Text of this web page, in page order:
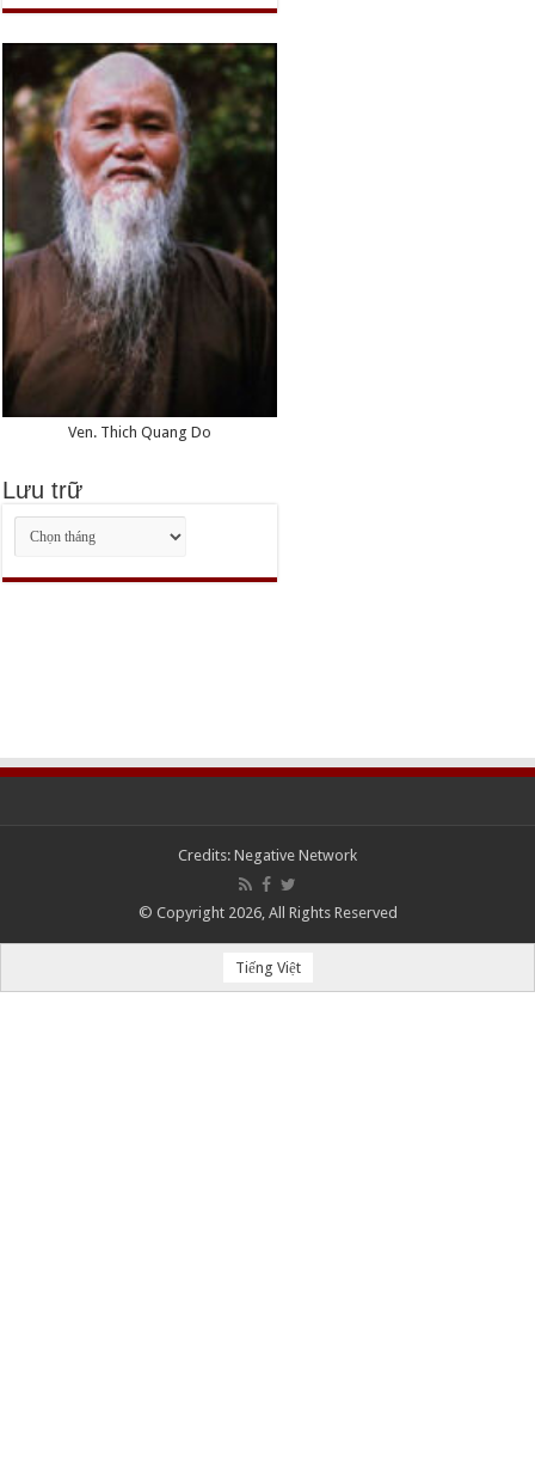
Ven. Thich Quang Do
Lưu trữ
Lưu
trữ
Credits: Negative Network
© Copyright 2026, All Rights Reserved
Tiếng Việt